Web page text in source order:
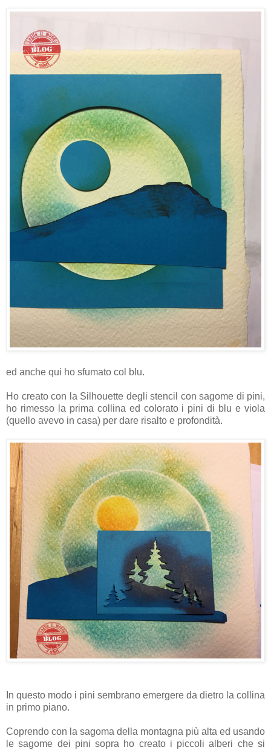
ed anche qui ho sfumato col blu.
Ho creato con la Silhouette degli stencil con sagome di pini,
ho rimesso la prima collina ed colorato i pini di blu e viola
(quello avevo in casa) per dare risalto e profondità.
In questo modo i pini sembrano emergere da dietro la collina
in primo piano.
Coprendo con la sagoma della montagna più alta ed usando
le sagome dei pini sopra ho creato i piccoli alberi che si